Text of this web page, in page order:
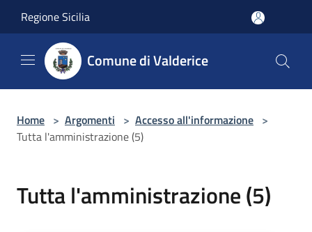
Regione Sicilia
Comune di Valderice
Home > Argomenti > Accesso all'informazione >
Tutta l'amministrazione (5)
Tutta l'amministrazione (5)